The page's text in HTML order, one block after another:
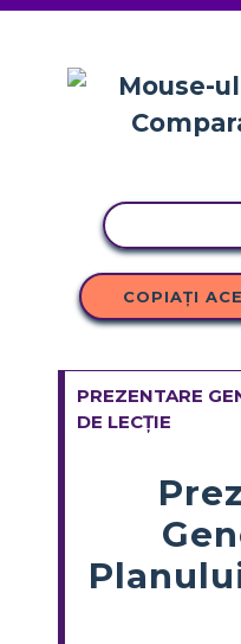
COPIAȚI
PREZENTARE
DE LECȚIE